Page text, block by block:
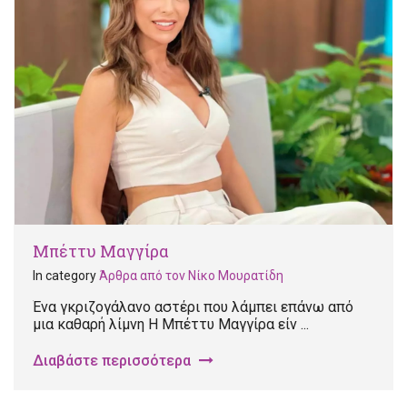
Μπέττυ Μαγγίρα
In categoryΆρθρα από τον Νίκο Μουρατίδη
Ένα γκριζογάλανο αστέρι που λάμπει επάνω από
μια καθαρή λίμνη Η Μπέττυ Μαγγίρα είν ...
Διαβάστε περισσότερα